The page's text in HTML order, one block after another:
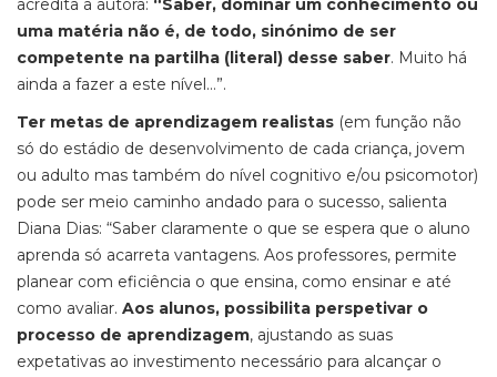
acredita a autora: “Saber, dominar um conhecimento ou
uma matéria não é, de todo, sinónimo de ser
competente na partilha (literal) desse saber. Muito há
ainda a fazer a este nível…”.
Ter metas de aprendizagem realistas (em função não
só do estádio de desenvolvimento de cada criança, jovem
ou adulto mas também do nível cognitivo e/ou psicomotor)
pode ser meio caminho andado para o sucesso, salienta
Diana Dias: “Saber claramente o que se espera que o aluno
aprenda só acarreta vantagens. Aos professores, permite
planear com eficiência o que ensina, como ensinar e até
como avaliar. Aos alunos, possibilita perspetivar o
processo de aprendizagem, ajustando as suas
expetativas ao investimento necessário para alcançar o